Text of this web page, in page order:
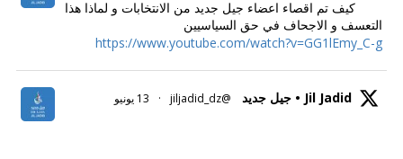
كيف تم اقصاء اعضاء جيل جديد من الانتخابات و لماذا هذا
التعسف و الاجحاف في حق السياسيين
https://www.youtube.com/watch?v=GG1lEmy_C-g
Jil Jadid • جيل جديد @jiljadid_dz
· 13 يونيو